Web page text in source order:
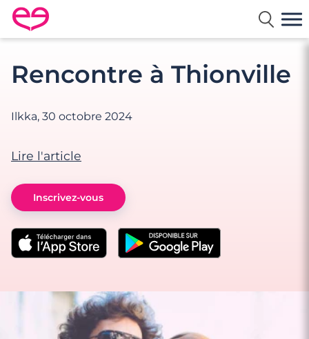
Rencontre en France avec Meetic
Rencontre à Thionville
Ilkka, 30 octobre 2024
Lire l'article
Inscrivez-vous